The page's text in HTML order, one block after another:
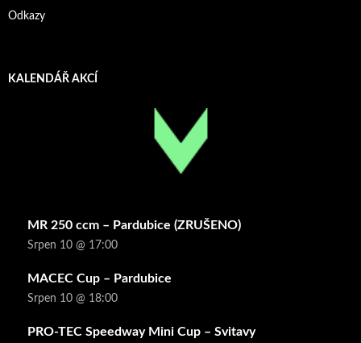
Odkazy
KALENDÁŘ AKCÍ
MR 250 ccm – Pardubice (ZRUŠENO)
Srpen 10 @ 17:00
MACEC Cup – Pardubice
Srpen 10 @ 18:00
PRO-TEC Speedway Mini Cup – Svitavy